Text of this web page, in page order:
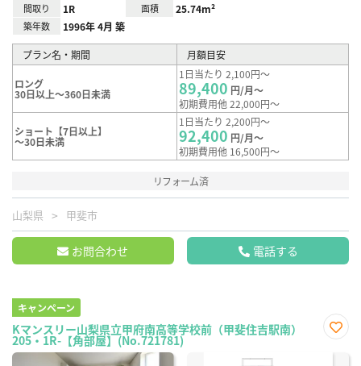
間取り 1R 面積 25.74m²
築年数 1996年 4月 築
プラン名・期間 月額目安
ロング
30日以上～360日未満
1日当たり 2,100円～
89,400 円/月～
初期費用他 22,000円～
ショート【7日以上】
～30日未満
1日当たり 2,200円～
92,400 円/月～
初期費用他 16,500円～
リフォーム済
山梨県 甲斐市
お問合わせ 電話する
キャンペーン
Kマンスリー山梨県立甲府南高等学校前（甲斐住吉駅南）
205・1R-【角部屋】(No.721781)
に入